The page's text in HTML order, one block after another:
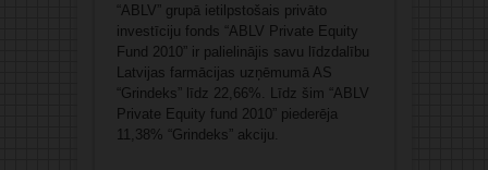
“ABLV” grupā ietilpstošais privāto
investīciju fonds “ABLV Private Equity
Fund 2010” ir palielinājis savu līdzdalību
Latvijas farmācijas uzņēmumā AS
“Grindeks” līdz 22,66%. Līdz šim “ABLV
Private Equity fund 2010” piederēja
11,38% “Grindeks” akciju.